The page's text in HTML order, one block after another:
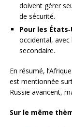
doivent gérer
de sécurité.
Pour les
occidental, avec
secondaire.
En résumé,
est mentionnée
Russie avancent,
Sur le même